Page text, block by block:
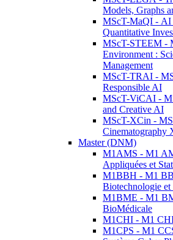
Models, Graphs
MScT-MaQI - AI
Quantitative
MScT-STEEM -
Environment :
Management
MScT-TRAI -
Responsible AI
MScT-ViCAI -
and Creative AI
MScT-XCin -
Cinematography
Master (DNM)
M1AMS - M1
Appliquées et
M1BBH - M1
Biotechnologie et
M1BME - M1
BioMédicale
M1CHI - M1
M1CPS - M1